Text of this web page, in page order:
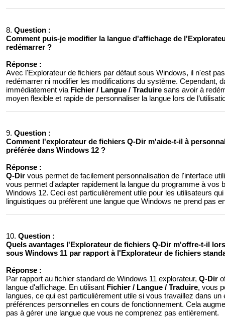
8. Question :
Comment puis-je modifier la langue d'affichage de
redémarrer ?
Réponse :
Avec l'Explorateur de fichiers par défaut sous Windows, il n'est
redémarrer ni modifier les modifications du système. Cependant,
immédiatement via Fichier / Langue / Traduire sans avoir à
moyen flexible et rapide de personnaliser la langue lors de
9. Question :
Comment l'explorateur de fichiers Q-Dir m'aide-t-il à
préférée dans Windows 12 ?
Réponse :
Q-Dir vous permet de facilement personnalisation de l'interface
vous permet d'adapter rapidement la langue du programme à vos
Windows 12. Ceci est particulièrement utile pour les utilisateurs
linguistiques ou préfèrent une langue que Windows ne prend pas
10. Question :
Quels avantages l'Explorateur de fichiers Q-Dir m'offre-t-il
sous Windows 11 par rapport à l'Explorateur de fichiers
Réponse :
Par rapport au fichier standard de Windows 11 explorateur, Q-Dir
langue d'affichage. En utilisant Fichier / Langue / Traduire, vous
langues, ce qui est particulièrement utile si vous travaillez dans
préférences personnelles en cours de fonctionnement. Cela
pas à gérer une langue que vous ne comprenez pas entièrement.